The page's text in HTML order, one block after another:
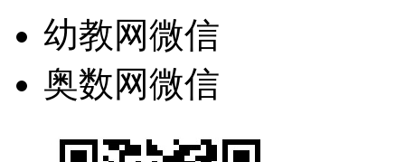
幼教网微信
奥数网微信